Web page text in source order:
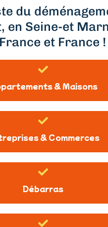
du
en Seine-et
et France !
& Maisons
& Commerces
Débarras